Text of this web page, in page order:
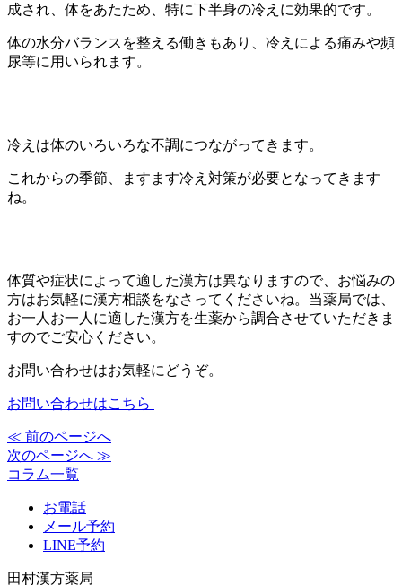
成され、体をあたため、特に下半身の冷えに効果的です。
体の水分バランスを整える働きもあり、冷えによる痛みや頻
尿等に用いられます。
冷えは体のいろいろな不調につながってきます。
これからの季節、ますます冷え対策が必要となってきます
ね。
体質や症状によって適した漢方は異なりますので、お悩みの
方はお気軽に漢方相談をなさってくださいね。当薬局では、
お一人お一人に適した漢方を生薬から調合させていただきま
すのでご安心ください。
お問い合わせはお気軽にどうぞ。
お問い合わせはこちら
投
稿
≪ 前のページへ
次のページへ ≫
コラム一覧
お電話
メール予約
LINE予約
田村漢方薬局